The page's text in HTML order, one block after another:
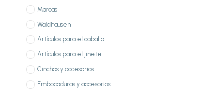
Marcas
Waldhausen
Artículos para el caballo
Artículos para el jinete
Cinchas y accesorios
Embocaduras y accesorios